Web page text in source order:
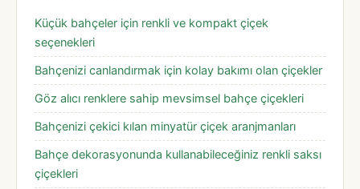
Küçük bahçeler için renkli ve kompakt çiçek
seçenekleri
Bahçenizi canlandırmak için kolay bakımı olan çiçekler
Göz alıcı renklere sahip mevsimsel bahçe çiçekleri
Bahçenizi çekici kılan minyatür çiçek aranjmanları
Bahçe dekorasyonunda kullanabileceğiniz renkli saksı
çiçekleri